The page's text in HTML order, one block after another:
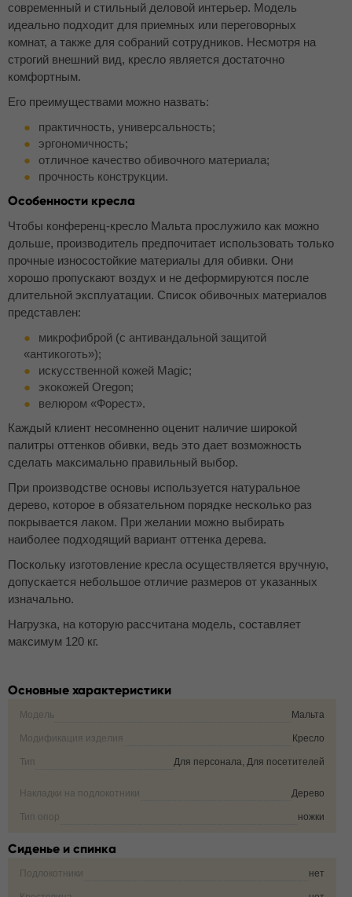
современный и стильный деловой интерьер. Модель
идеально подходит для приемных или переговорных
комнат, а также для собраний сотрудников. Несмотря на
строгий внешний вид, кресло является достаточно
комфортным.
Его преимуществами можно назвать:
практичность, универсальность;
эргономичность;
отличное качество обивочного материала;
прочность конструкции.
Особенности кресла
Чтобы конференц-кресло Мальта прослужило как можно
дольше, производитель предпочитает использовать только
прочные износостойкие материалы для обивки. Они
хорошо пропускают воздух и не деформируются после
длительной эксплуатации. Список обивочных материалов
представлен:
микрофиброй (с антивандальной защитой
«антикоготь»);
искусственной кожей Magic;
экокожей Oregon;
велюром «Форест».
Каждый клиент несомненно оценит наличие широкой
палитры оттенков обивки, ведь это дает возможность
сделать максимально правильный выбор.
При производстве основы используется натуральное
дерево, которое в обязательном порядке несколько раз
покрывается лаком. При желании можно выбирать
наиболее подходящий вариант оттенка дерева.
Поскольку изготовление кресла осуществляется вручную,
допускается небольшое отличие размеров от указанных
изначально.
Нагрузка, на которую рассчитана модель, составляет
максимум 120 кг.
Основные характеристики
Модель Мальта
Модификация изделия Кресло
Тип Для персонала, Для посетителей
Накладки на подлокотники Дерево
Тип опор ножки
Сиденье и спинка
Подлокотники нет